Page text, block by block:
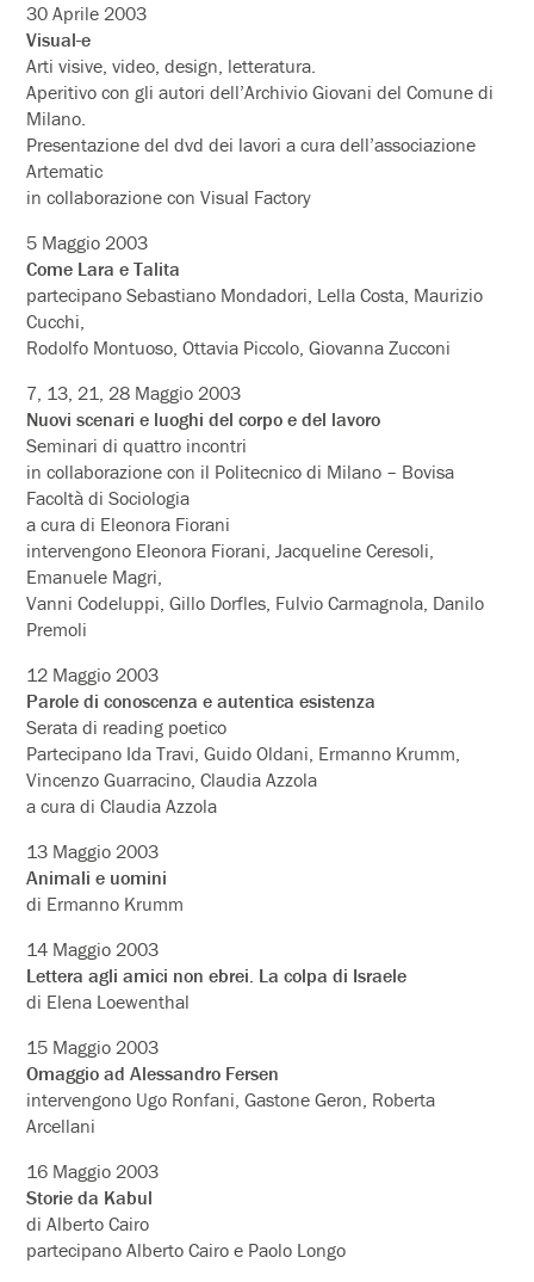
30 Aprile 2003
Visual-e
Arti visive, video, design, letteratura.
Aperitivo con gli autori dell’Archivio Giovani del Comune di
Milano.
Presentazione del dvd dei lavori a cura dell’associazione
Artematic
in collaborazione con Visual Factory
5 Maggio 2003
Come Lara e Talita
partecipano Sebastiano Mondadori, Lella Costa, Maurizio
Cucchi,
Rodolfo Montuoso, Ottavia Piccolo, Giovanna Zucconi
7, 13, 21, 28 Maggio 2003
Nuovi scenari e luoghi del corpo e del lavoro
Seminari di quattro incontri
in collaborazione con il Politecnico di Milano – Bovisa
Facoltà di Sociologia
a cura di Eleonora Fiorani
intervengono Eleonora Fiorani, Jacqueline Ceresoli,
Emanuele Magri,
Vanni Codeluppi, Gillo Dorfles, Fulvio Carmagnola, Danilo
Premoli
12 Maggio 2003
Parole di conoscenza e autentica esistenza
Serata di reading poetico
Partecipano Ida Travi, Guido Oldani, Ermanno Krumm,
Vincenzo Guarracino, Claudia Azzola
a cura di Claudia Azzola
13 Maggio 2003
Animali e uomini
di Ermanno Krumm
14 Maggio 2003
Lettera agli amici non ebrei. La colpa di Israele
di Elena Loewenthal
15 Maggio 2003
Omaggio ad Alessandro Fersen
intervengono Ugo Ronfani, Gastone Geron, Roberta
Arcellani
16 Maggio 2003
Storie da Kabul
di Alberto Cairo
partecipano Alberto Cairo e Paolo Longo